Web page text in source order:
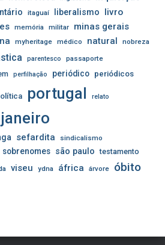
itaguaí liberalismo livro
memória militar minas gerais
myheritage médico natural nobreza
parentesco passaporte
perfilhação periódico periódicos
portugal relato
sefardita
sindicalismo
sobrenomes são paulo testamento
viseu ydna áfrica árvore óbito